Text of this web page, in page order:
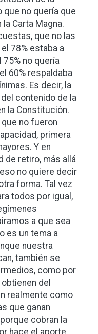
que no quería que
Carta Magna.
que no las
78% estaba a
75% no quería
60% respaldaba
Es decir, la
contenido de la
la Constitución.
no fueron
primera
Y en
de retiro, más allá
no quiere decir
forma. Tal vez
todos por igual,
a que sea
es un tema a
nuestra
también se
como por
del
realmente como
que ganan
cobran la
hace el aporte.